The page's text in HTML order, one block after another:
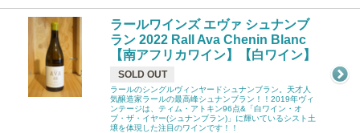
ラールワインズ エヴァ シュナンブ
ラン 2022 Rall Ava Chenin Blanc
【南アフリカワイン】【白ワイン】
SOLD OUT
ラールのシングルヴィンヤードシュナンブラン。天才人
気醸造家ラールの最高峰シュナンブラン！！2019年ヴィ
ンテージは、ティム・アトキン96点&「白ワイン・オ
ブ・ザ・イヤー(シュナンブラン)」に輝いているシスト土
壌を体現した注目のワインです！！